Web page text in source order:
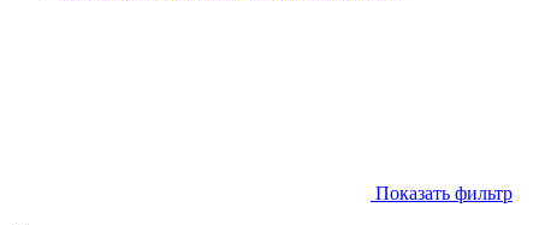
Показать фильтр